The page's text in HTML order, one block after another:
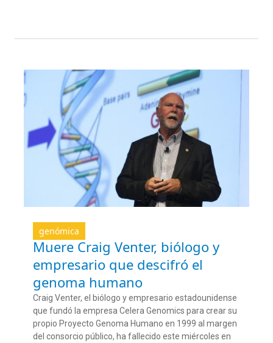
genómica
Muere Craig Venter, biólogo y
empresario que descifró el
genoma humano
Craig Venter, el biólogo y empresario estadounidense
que fundó la empresa Celera Genomics para crear su
propio Proyecto Genoma Humano en 1999 al margen
del consorcio público, ha fallecido este miércoles en